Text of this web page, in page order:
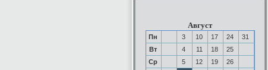
Август
Пн 3 10 17 24
31
Вт
4 11 18
25
Ср
5 12 19
26